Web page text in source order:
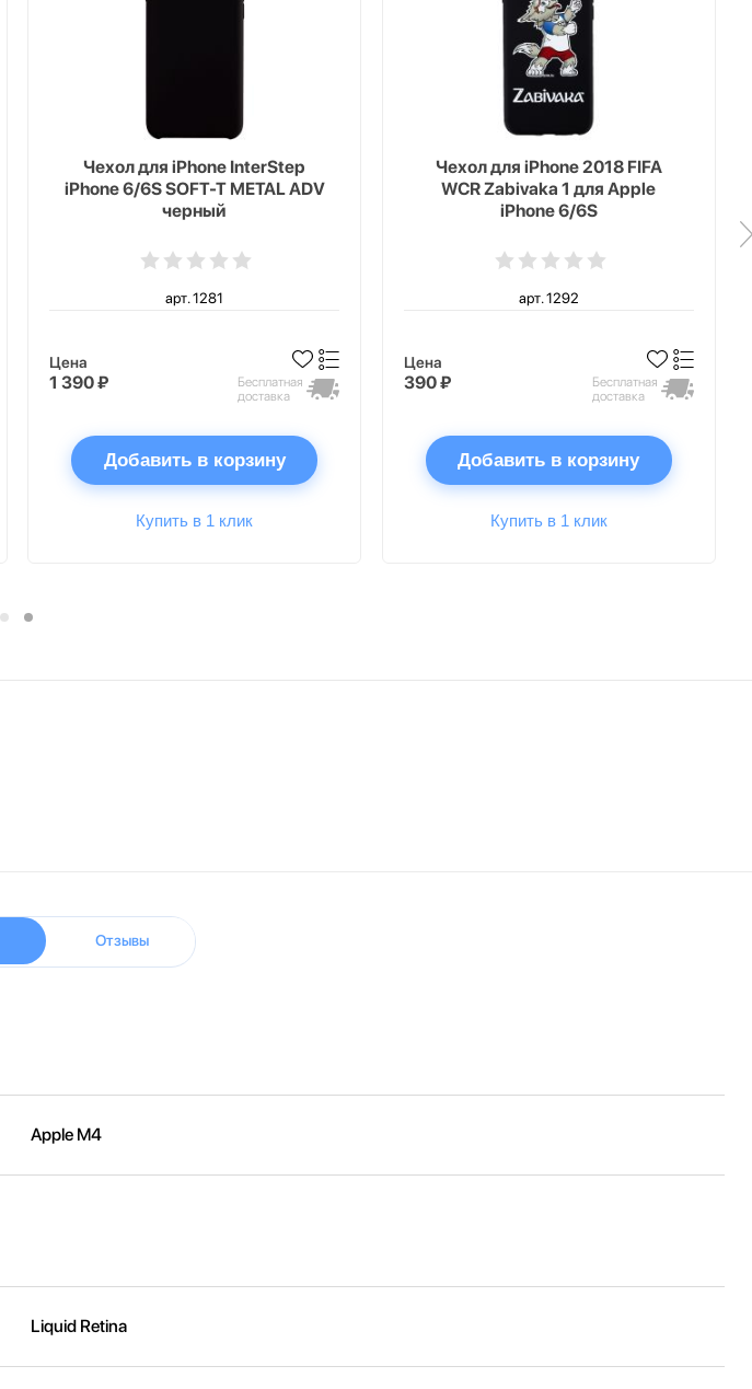
Чехол для iPhone InterStep
iPhone 6/6S SOFT-T METAL ADV
черный
арт. 1281
Цена
1 390 ₽
Бесплатная
доставка
Добавить в корзину
Купить в 1 клик
Чехол для iPhone 2018 FIFA
WCR Zabivaka 1 для Apple
iPhone 6/6S
арт. 1292
Цена
390 ₽
Бесплатная
доставка
Добавить в корзину
Купить в 1 клик
Отзывы
Apple M4
Liquid Retina